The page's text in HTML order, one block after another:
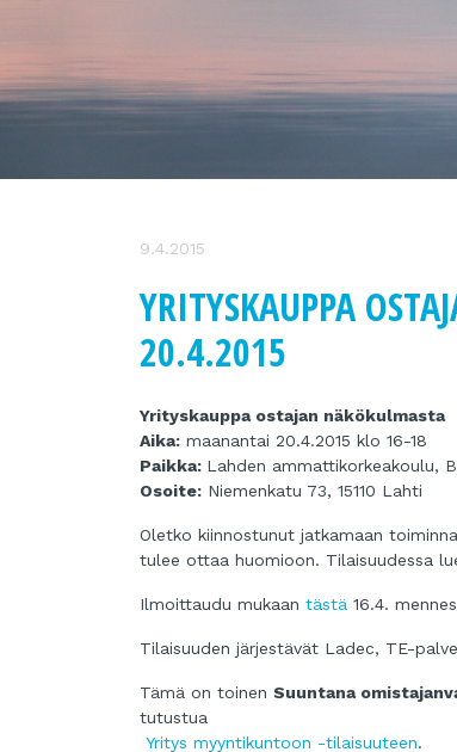
9.4.2015
YRITYSKAUPPA
20.4.2015
Yrityskauppa ostajan näkökulmasta
Aika: maanantai 20.4.2015 klo 16-18
Paikka: Lahden ammattikorkeakoulu,
Osoite: Niemenkatu 73, 15110 Lahti
Oletko kiinnostunut jatkamaan
tulee ottaa huomioon. Tilaisuudessa
Ilmoittaudu mukaan tästä 16.4.
Tilaisuuden järjestävät Ladec, TE-
Tämä on toinen Suuntana
tutustua
Yritys myyntikuntoon -tilaisuuteen.